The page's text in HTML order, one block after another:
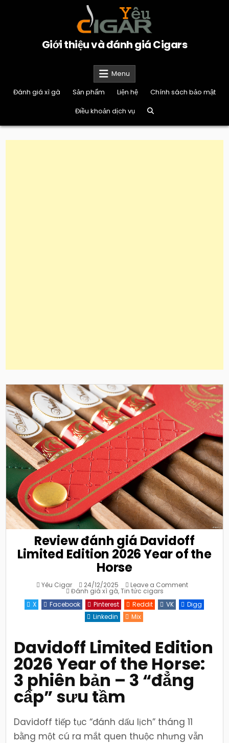
Giới thiệu và đánh giá Cigars
Menu
Đánh giá xì gà
Sản phẩm Liện hệ
Chính sách bảo mật
Điều khoản dịch vụ
Review đánh giá Davidoff
Limited Edition 2026 Year of the
Horse
Yêu Cigar 24/12/2025 Leave a Commenton
giá
Davidoff
of
the
Horse
Posted
Đánh giá xì gà,Tin tức cigars
X
Facebook Pinterest Reddit VK
Digg
Linkedin
Mix
Davidoff Limited Edition
2026 Year of the Horse:
3 phiên bản – 3 “đẳng
cấp” sưu tầm
Davidoff tiếp tục “đánh dấu lịch” tháng 11
bằng một cú ra mắt quen thuộc nhưng vẫn